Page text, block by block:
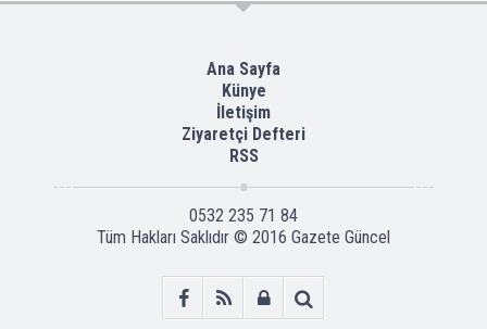
Ana Sayfa
Künye
İletişim
Ziyaretçi Defteri
RSS
0532 235 71 84
Tüm Hakları Saklıdır © 2016 Gazete Güncel